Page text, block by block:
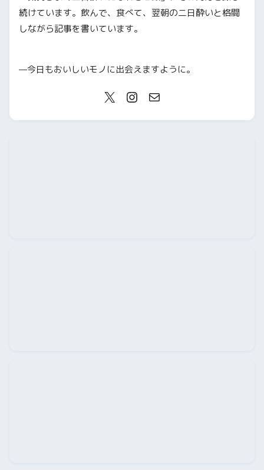
続けています。飲んで、食べて、翌朝の二日酔いと格闘
しながら記事を書いています。
—今日もおいしいモノに出会えますように。